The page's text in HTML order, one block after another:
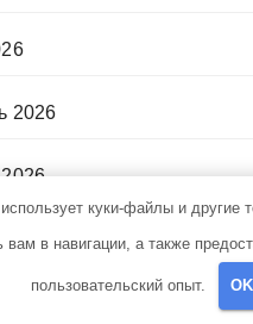
2026
2025
куки-файлы и другие
вам в навигации, а также
пользовательский опыт. OK